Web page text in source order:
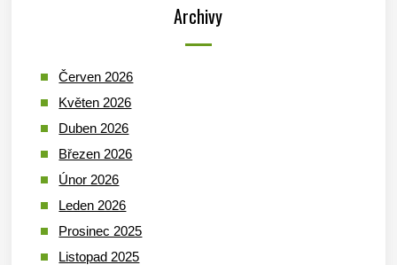
Archivy
Červen 2026
Květen 2026
Duben 2026
Březen 2026
Únor 2026
Leden 2026
Prosinec 2025
Listopad 2025